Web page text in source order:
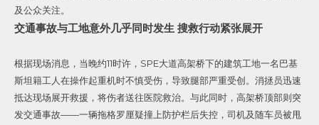
及公众关注。
交通事故与工地意外几乎同时发生 搜救行动紧张展开
根据现场消息，当晚约11时许，SPE大道高架桥下的建筑工地一名巴基
斯坦籍工人在操作起重机时不慎受伤，导致腿部严重受创。消拯员迅速
抵达现场展开救援，将伤者送往医院救治。与此同时，高架桥顶部则突
发交通事故——一辆拖格罗厘疑撞上防护栏后失控，司机及随车员被甩